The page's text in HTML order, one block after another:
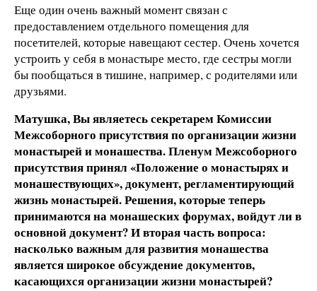
Еще один очень важный момент связан с
предоставлением отдельного помещения для
посетителей, которые навещают сестер. Очень хочется
устроить у себя в монастыре место, где сестры могли
бы пообщаться в тишине, например, с родителями или
друзьями.
Матушка, Вы являетесь секретарем Комиссии
Межсоборного присутствия по организации жизни
монастырей и монашества. Пленум Межсоборного
присутствия принял «Положение о монастырях и
монашествующих», документ, регламентирующий
жизнь монастырей. Решения, которые теперь
принимаются на монашеских форумах, войдут ли в
основной документ? И вторая часть вопроса:
насколько важным для развития монашества
является широкое обсуждение документов,
касающихся организации жизни монастырей?